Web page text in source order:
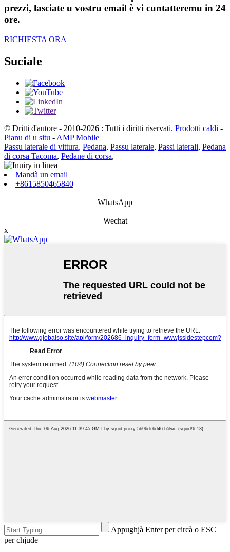
prezzi, lasciate u vostru email è vi cuntatteremu in 24
ore.
RICHIESTA ORA
Suciale
© Dritti d'autore - 2010-2026 : Tutti i diritti riservati. Prodotti caldi -
Pianu di u situ - AMP Mobile
Passu laterale di vittura, Pedana, Passu laterale, Passi laterali, Pedana
di corsa Tacoma, Pedane di corsa,
Mandà un email
+8615850465840
WhatsApp
Wechat
x
Appughjà Enter per circà o ESC
per chjude